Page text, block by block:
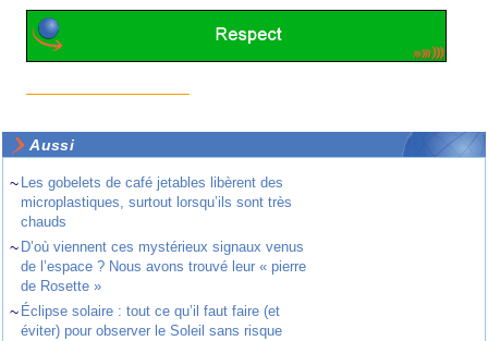
Aussi
~ Les gobelets de café jetables libèrent des
microplastiques, surtout lorsqu’ils sont très
chauds
~ D’où viennent ces mystérieux signaux venus
de l’espace ? Nous avons trouvé leur « pierre
de Rosette »
~ Éclipse solaire : tout ce qu’il faut faire (et
éviter) pour observer le Soleil sans risque